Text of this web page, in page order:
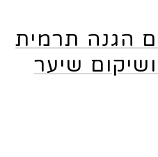
הגנה תרמית